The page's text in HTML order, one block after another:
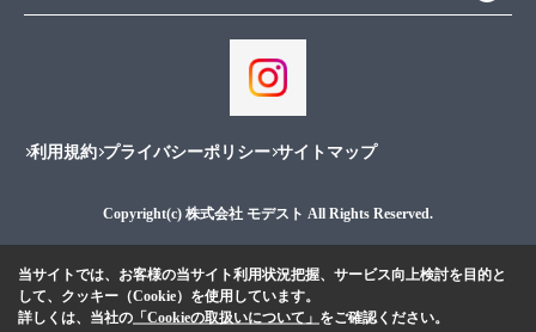
利用規約 プライバシーポリシー サイトマップ
Copyright(c) 株式会社 モデスト All Rights Reserved.
当サイトでは、お客様の当サイト利用状況把握、サービス向上検討を目的と
して、クッキー（Cookie）を使用しています。
詳しくは、当社の 「Cookieの取扱いについて」 をご確認ください。